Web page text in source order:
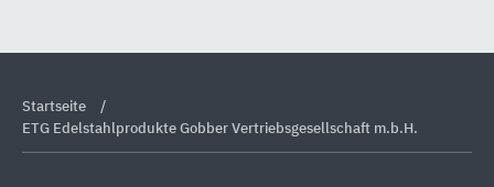
Startseite
ETG Edelstahlprodukte Gobber Vertriebsgesellschaft m.b.H.